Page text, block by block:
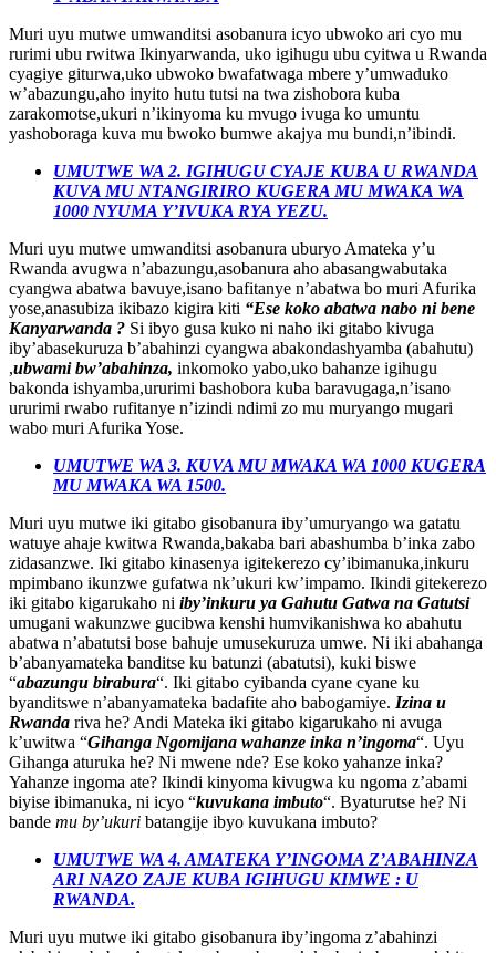
Muri uyu mutwe umwanditsi asobanura icyo ubwoko ari cyo mu
rurimi ubu rwitwa Ikinyarwanda, uko igihugu ubu cyitwa u Rwanda
cyagiye giturwa,uko ubwoko bwafatwaga mbere y’umwaduko
w’abazungu,aho inyito hutu tutsi na twa zishobora kuba
zarakomotse,ukuri n’ikinyoma ku mvugo ivuga ko umuntu
yashoboraga kuva mu bwoko bumwe akajya mu bundi,n’ibindi.
UMUTWE WA 2. IGIHUGU CYAJE KUBA U RWANDA
KUVA MU NTANGIRIRO KUGERA MU MWAKA WA
1000 NYUMA Y’IVUKA RYA YEZU.
Muri uyu mutwe umwanditsi asobanura uburyo Amateka y’u
Rwanda avugwa n’abazungu,asobanura aho abasangwabutaka
cyangwa abatwa bavuye,isano bafitanye n’abatwa bo muri Afurika
yose,anasubiza ikibazo kigira kiti “Ese koko abatwa nabo ni bene
Kanyarwanda ? Si ibyo gusa kuko ni naho iki gitabo kivuga
iby’abasekuruza b’abahinzi cyangwa abakondashyamba (abahutu)
,ubwami bw’abahinza, inkomoko yabo,uko bahanze igihugu
bakonda ishyamba,ururimi bashobora kuba baravugaga,n’isano
ururimi rwabo rufitanye n’izindi ndimi zo mu muryango mugari
wabo muri Afurika Yose.
UMUTWE WA 3. KUVA MU MWAKA WA 1000 KUGERA
MU MWAKA WA 1500.
Muri uyu mutwe iki gitabo gisobanura iby’umuryango wa gatatu
watuye ahaje kwitwa Rwanda,bakaba bari abashumba b’inka zabo
zidasanzwe. Iki gitabo kinasenya igitekerezo cy’ibimanuka,inkuru
mpimbano ikunzwe gufatwa nk’ukuri kw’impamo. Ikindi gitekerezo
iki gitabo kigarukaho ni iby’inkuru ya Gahutu Gatwa na Gatutsi
umugani wakunzwe gucibwa kenshi humvikanishwa ko abahutu
abatwa n’abatutsi bose bahuje umusekuruza umwe. Ni iki abahanga
b’abanyamateka banditse ku batunzi (abatutsi), kuki biswe
“abazungu birabura“. Iki gitabo cyibanda cyane cyane ku
byanditswe n’abanyamateka badafite aho babogamiye. Izina u
Rwanda riva he? Andi Mateka iki gitabo kigarukaho ni avuga
k’uwitwa “Gihanga Ngomijana wahanze inka n’ingoma“. Uyu
Gihanga aturuka he? Ni mwene nde? Ese koko yahanze inka?
Yahanze ingoma ate? Ikindi kinyoma kivugwa ku ngoma z’abami
biyise ibimanuka, ni icyo “kuvukana imbuto“. Byaturutse he? Ni
bande mu by’ukuri batangije ibyo kuvukana imbuto?
UMUTWE WA 4. AMATEKA Y’INGOMA Z’ABAHINZA
ARI NAZO ZAJE KUBA IGIHUGU KIMWE : U
RWANDA.
Muri uyu mutwe iki gitabo gisobanura iby’ingoma z’abahinzi